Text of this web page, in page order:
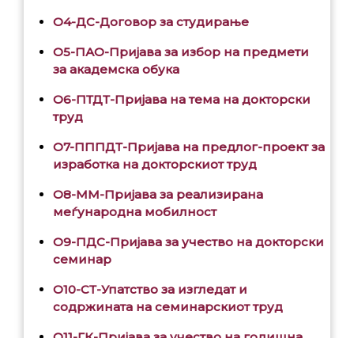
O4-ДС-Договор за студирање
O5-ПАО-Пријава за избор на предмети
за академска обука
O6-ПТДТ-Пријава на тема на докторски
труд
O7-ПППДТ-Пријава на предлог-проект за
изработка на докторскиот труд
O8-ММ-Пријава за реализирана
меѓународна мобилност
O9-ПДС-Пријава за учество на докторски
семинар
O10-СТ-Упатство за изгледат и
содржината на семинарскиот труд